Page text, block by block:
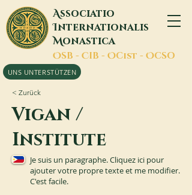
Associatio
Internationalis
Monastica
OSB - CIB - OCist - OCSO
UNS UNTERSTÜTZEN
< Zurück
Vigan /
Institute
Je suis un paragraphe. Cliquez ici pour
ajouter votre propre texte et me modifier.
C'est facile.